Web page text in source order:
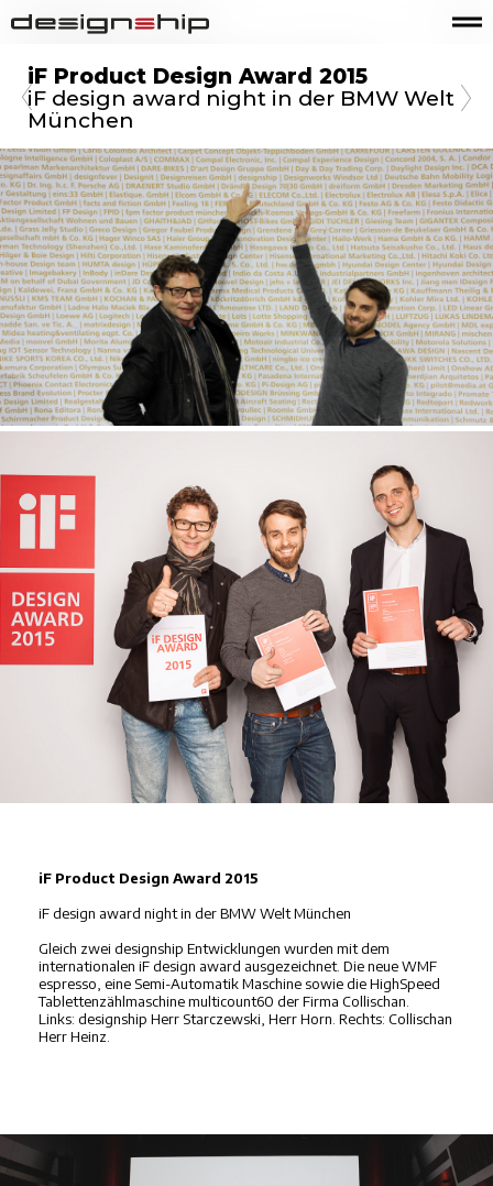
iF Product Design Award 2015
iF design award night in der BMW Welt
München
iF Product Design Award 2015
iF design award night in der BMW Welt München
Gleich zwei designship Entwicklungen wurden mit dem
internationalen iF design award ausgezeichnet. Die neue WMF
espresso, eine Semi-Automatik Maschine sowie die HighSpeed
Tablettenzählmaschine multicount60 der Firma Collischan.
Links: designship Herr Starczewski, Herr Horn. Rechts: Collischan
Herr Heinz.